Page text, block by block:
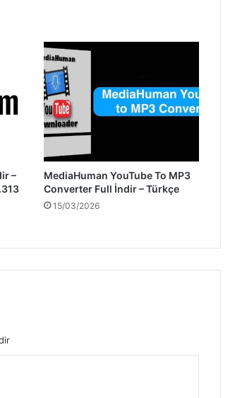
–
MediaHuman YouTube To MP3
Converter Full İndir – Türkçe
15/03/2026